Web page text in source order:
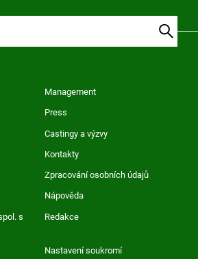
Management
Press
Castingy a výzvy
Kontakty
Zpracování osobních údajů
Nápověda
s
Redakce
Nastavení soukromí